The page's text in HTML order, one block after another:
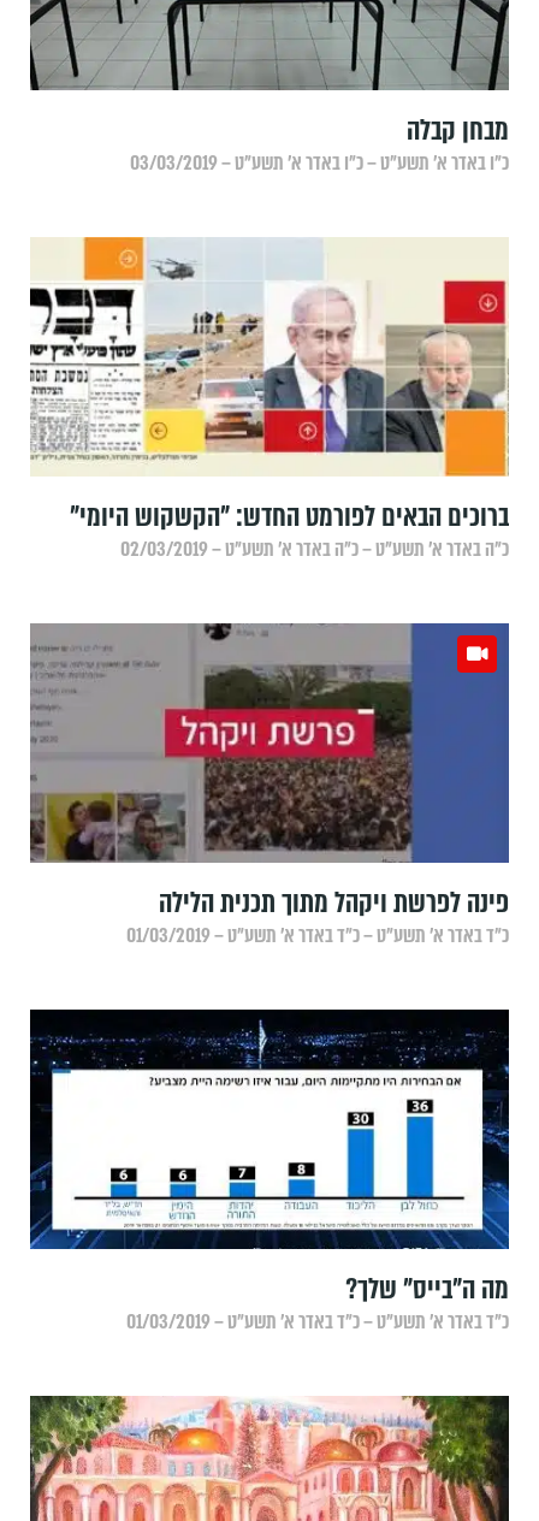
מבחן קבלה
כ״ו באדר א׳ תשע״ט – כ״ו באדר א׳ תשע״ט – 03/03/2019
ברוכים הבאים לפורמט החדש: "הקשקוש היומי"
כ״ה באדר א׳ תשע״ט – כ״ה באדר א׳ תשע״ט – 02/03/2019
פינה לפרשת ויקהל מתוך תכנית הלילה
כ״ד באדר א׳ תשע״ט – כ״ד באדר א׳ תשע״ט – 01/03/2019
מה ה"בייס" שלך?
כ״ד באדר א׳ תשע״ט – כ״ד באדר א׳ תשע״ט – 01/03/2019